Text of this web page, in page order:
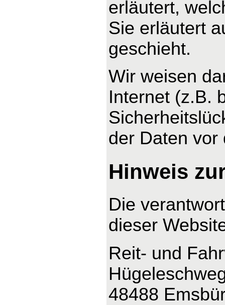
erläutert,
Sie erläutert
geschieht.
Wir weisen
Internet (z.B.
der Daten vor
Hinweis
Die
dieser
Reit- und
48488